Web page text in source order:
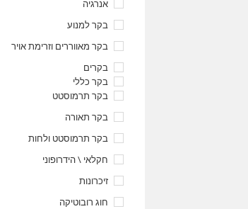
אנרגיה
בקר למנוע
בקר מאווררים וזרימת אויר
בקרים
בקר כללי
בקר תרמוסטט
בקר תאורה
בקר תרמוסטט ולחות
חקלאי \ הידרופוני
זיכרונות
חוג רובוטיקה